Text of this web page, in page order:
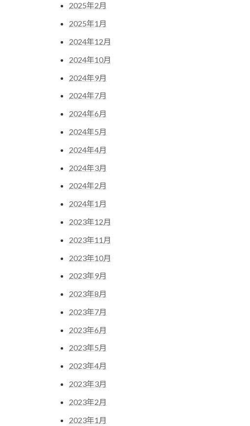
2025年2月
2025年1月
2024年12月
2024年10月
2024年9月
2024年7月
2024年6月
2024年5月
2024年4月
2024年3月
2024年2月
2024年1月
2023年12月
2023年11月
2023年10月
2023年9月
2023年8月
2023年7月
2023年6月
2023年5月
2023年4月
2023年3月
2023年2月
2023年1月